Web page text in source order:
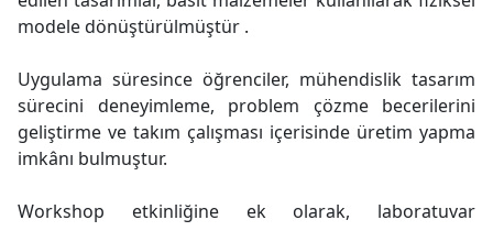
modele dönüştürülmüştür .
Uygulama süresince öğrenciler, mühendislik tasarım
sürecini deneyimleme, problem çözme becerilerini
geliştirme ve takım çalışması içerisinde üretim yapma
imkânı bulmuştur.
Workshop etkinliğine ek olarak, laboratuvar